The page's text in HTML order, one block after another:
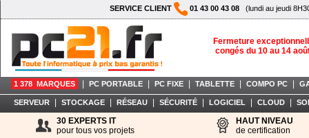
SERVICE CLIENT 01 43 00 43 08 (lundi au jeudi
Fermeture
congés du 10 au 14
1 378 MARQUES PC PORTABLE PC FIXE TABLETTE COMPO PC
SERVEUR STOCKAGE RÉSEAU SÉCURITÉ LOGICIEL CLOUD
30 EXPERTS IT
pour tous vos projets
HAUT NIVEAU
de certification